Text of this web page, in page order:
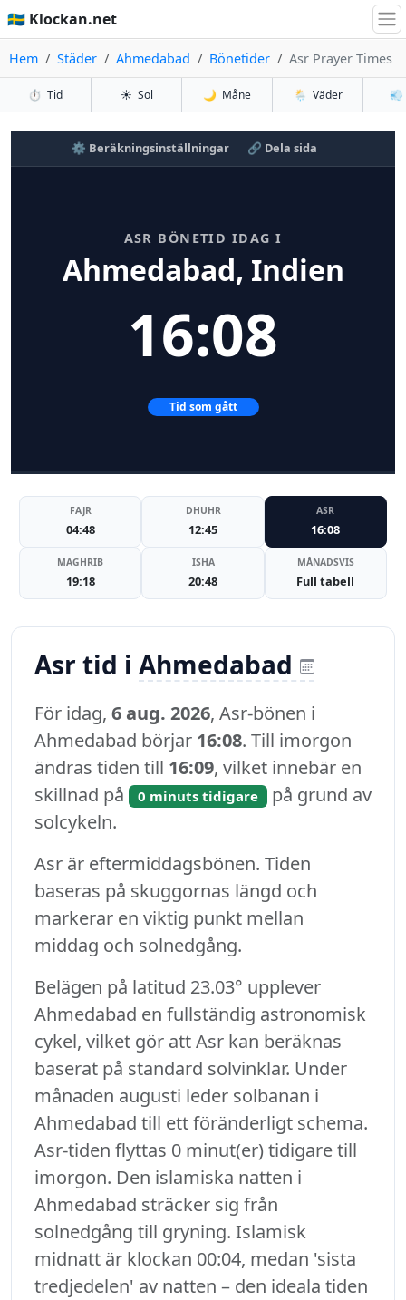
🇸🇪 Klockan.net
Hem Städer Ahmedabad Bönetider Asr Prayer Times
⏱️ Tid ☀️ Sol 🌙 Måne 🌦️ Väder 💨
⚙️ Beräkningsinställningar 🔗 Dela sida
ASR BÖNETID IDAG I
Ahmedabad, Indien
16:08
Tid som gått
FAJR
04:48
DHUHR
12:45
ASR
16:08
MAGHRIB
19:18
ISHA
20:48
MÅNADSVIS
Full tabell
Asr tid i Ahmedabad
För idag, 6 aug. 2026, Asr-bönen i
Ahmedabad börjar 16:08. Till imorgon
ändras tiden till 16:09, vilket innebär en
skillnad på
0 minuts tidigare på grund av
solcykeln.
Asr är eftermiddagsbönen. Tiden
baseras på skuggornas längd och
markerar en viktig punkt mellan
middag och solnedgång.
Belägen på latitud 23.03° upplever
Ahmedabad en fullständig astronomisk
cykel, vilket gör att Asr kan beräknas
baserat på standard solvinklar. Under
månaden augusti leder solbanan i
Ahmedabad till ett föränderligt schema.
Asr-tiden flyttas 0 minut(er) tidigare till
imorgon. Den islamiska natten i
Ahmedabad sträcker sig från
solnedgång till gryning. Islamisk
midnatt är klockan 00:04, medan 'sista
tredjedelen' av natten – den ideala tiden